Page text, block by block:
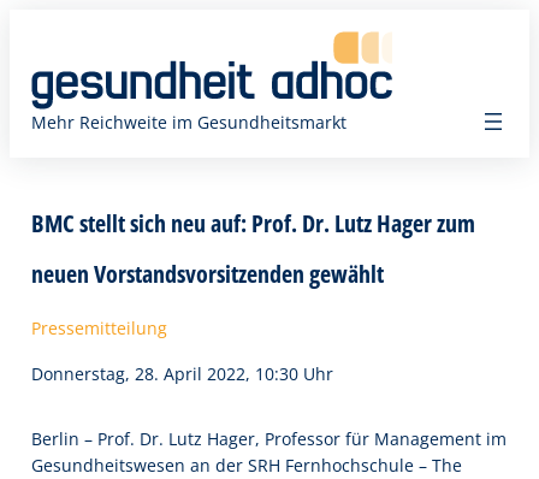
springen
Mehr Reichweite im Gesundheitsmarkt
BMC stellt sich neu auf: Prof. Dr. Lutz Hager zum
neuen Vorstandsvorsitzenden gewählt
Pressemitteilung
Donnerstag, 28. April 2022, 10:30 Uhr
Berlin – Prof. Dr. Lutz Hager, Professor für Management im
Gesundheitswesen an der SRH Fernhochschule – The